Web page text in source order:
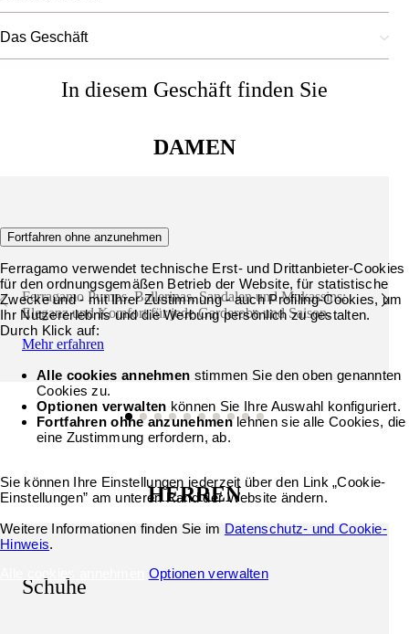
Das Geschäft
In diesem Geschäft finden Sie
DAMEN
Schuhe
Ferragamo Pumps, Ballerinas, Sandalen und Mokassins:
Eleganz und Komfort für jede Garderobe und Saison.
Mehr erfahren
HERREN
Schuhe
Fortfahren ohne anzunehmen
Ferragamo verwendet technische Erst- und Drittanbieter-Cookies
für den ordnungsgemäßen Betrieb der Website, für statistische
Zwecke und - mit Ihrer Zustimmung - auch Profiling-Cookies, um
Ihr Nutzererlebnis und die Werbung persönlich zu gestalten.
Durch Klick auf:
Alle cookies annehmen stimmen Sie den oben genannten
Cookies zu.
Optionen verwalten können Sie Ihre Auswahl konfiguriert.
Fortfahren ohne anzunehmenlehnen sie alle Cookies, die
eine Zustimmung erfordern, ab.
Sie können Ihre Einstellungen jederzeit über den Link „Cookie-
Einstellungen” am unteren Rand der Website ändern.
Weitere Informationen finden Sie im Datenschutz- und Cookie-
Hinweis.
Optionen verwalten